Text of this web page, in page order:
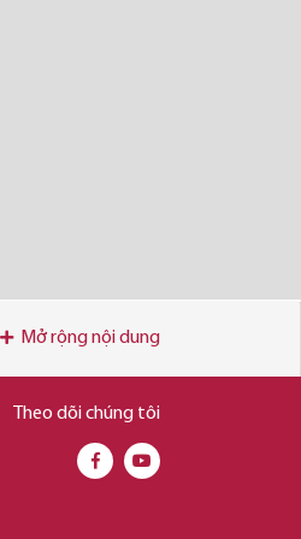
Mở rộng nội dung
Theo dõi chúng tôi